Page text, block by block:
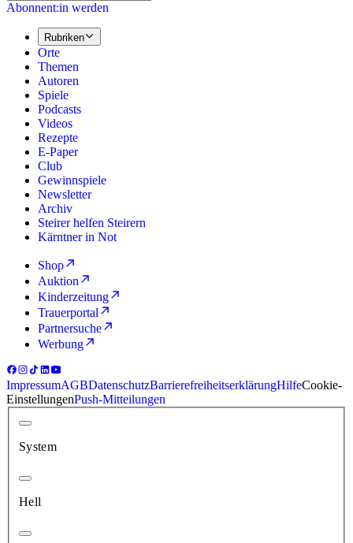
Abonnent:in werden
Rubriken
Orte
Themen
Autoren
Spiele
Podcasts
Videos
Rezepte
E-Paper
Club
Gewinnspiele
Newsletter
Archiv
Steirer helfen Steirern
Kärntner in Not
Shop
Auktion
Kinderzeitung
Trauerportal
Partnersuche
Werbung
ImpressumAGBDatenschutzBarrierefreiheitserklärungHilfeCookie-
EinstellungenPush-Mitteilungen
System
Hell